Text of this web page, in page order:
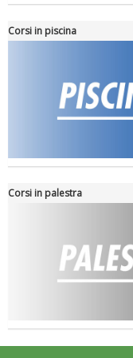
Roma
Corsi in piscina
Corsi in palestra